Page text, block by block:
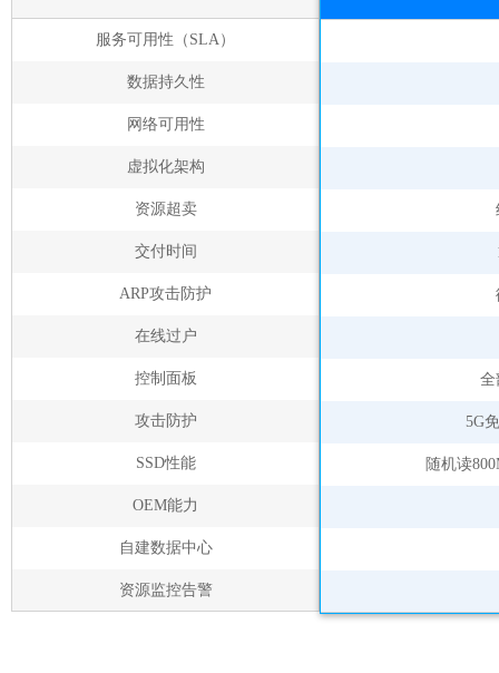
服务可用性（SLA）
数据持久性
网络可用性
虚拟化架构
资源超卖
交付时间
ARP攻击防护
在线过户
控制面板
攻击防护
SSD性能
OEM能力
自建数据中心
资源监控告警
全
5G
随机读